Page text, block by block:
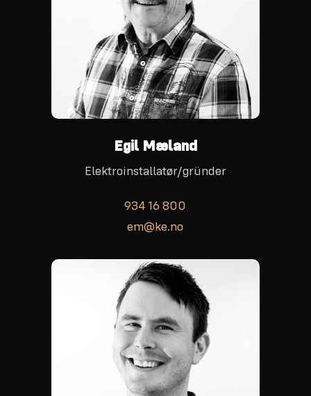
Egil Mæland
Elektroinstallatør/gründer
934 16 800
em@ke.no